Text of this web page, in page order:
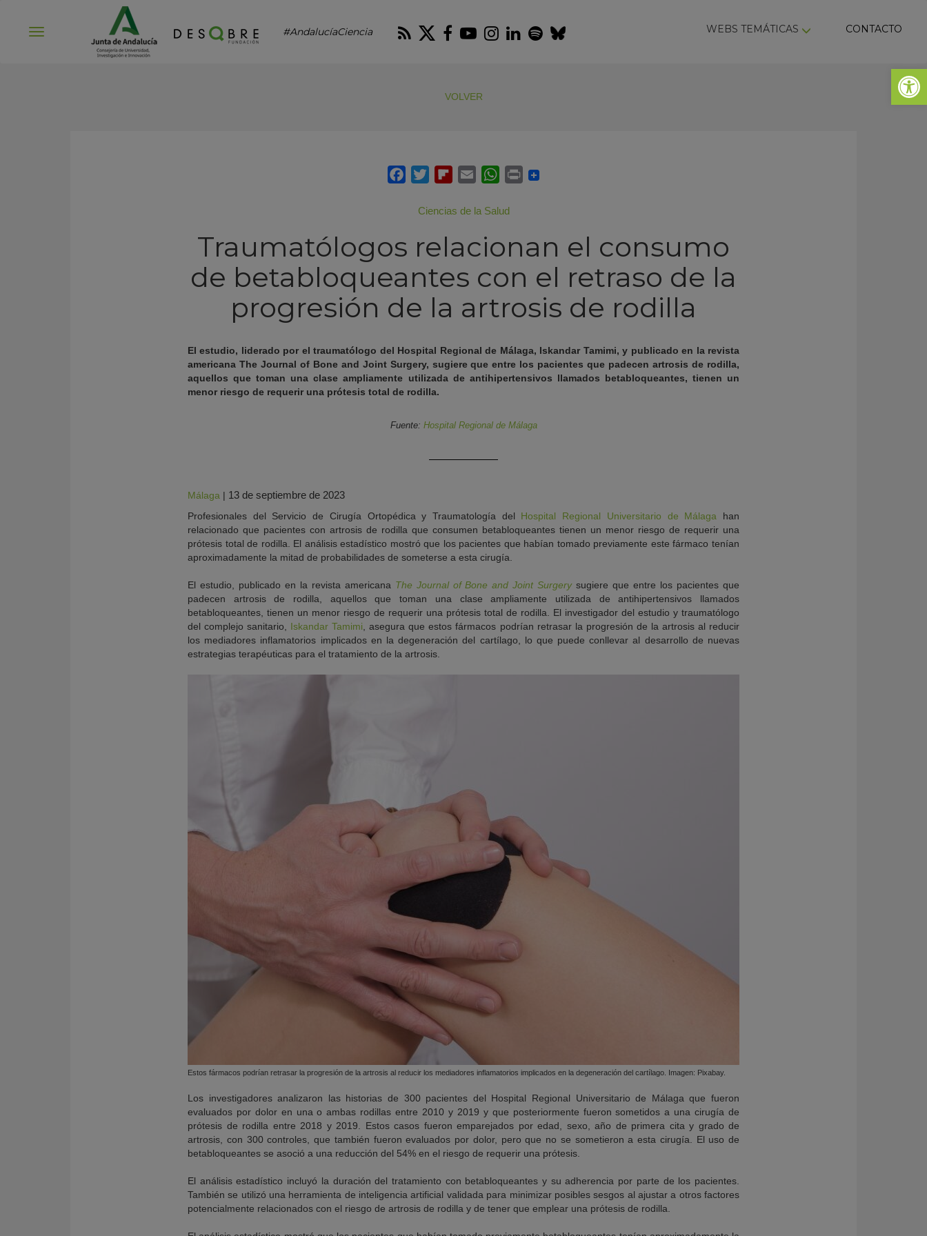
Abrir
#AndalucíaCiencia RSS Twitter
Facebook
Youtube
Instagram
LinkedIn
Spotify
Bluesky WEBS TEMÁTICAS CONTACTO
VOLVER
Ciencias de la Salud
Traumatólogos relacionan el consumo
de betabloqueantes con el retraso de la
progresión de la artrosis de rodilla
El estudio, liderado por el traumatólogo del Hospital Regional de Málaga, Iskandar Tamimi, y publicado en la revista
americana The Journal of Bone and Joint Surgery, sugiere que entre los pacientes que padecen artrosis de rodilla,
aquellos que toman una clase ampliamente utilizada de antihipertensivos llamados betabloqueantes, tienen un
menor riesgo de requerir una prótesis total de rodilla.
Fuente: Hospital Regional de Málaga
Málaga | 13 de septiembre de 2023
Profesionales del Servicio de Cirugía Ortopédica y Traumatología del Hospital Regional Universitario de Málaga han
relacionado que pacientes con artrosis de rodilla que consumen betabloqueantes tienen un menor riesgo de requerir una
prótesis total de rodilla. El análisis estadístico mostró que los pacientes que habían tomado previamente este fármaco tenían
aproximadamente la mitad de probabilidades de someterse a esta cirugía.
El estudio, publicado en la revista americana The Journal of Bone and Joint Surgerysugiere que entre los pacientes que
padecen artrosis de rodilla, aquellos que toman una clase ampliamente utilizada de antihipertensivos llamados
betabloqueantes, tienen un menor riesgo de requerir una prótesis total de rodilla. El investigador del estudio y traumatólogo
del complejo sanitario, Iskandar Tamimi , asegura que estos fármacos podrían retrasar la progresión de la artrosis al reducir
los mediadores inflamatorios implicados en la degeneración del cartílago, lo que puede conllevar al desarrollo de nuevas
estrategias terapéuticas para el tratamiento de la artrosis.
Estos fármacos podrían retrasar la progresión de la artrosis al reducir los mediadores inflamatorios implicados en la degeneración del cartílago. Imagen: Pixabay.
Los investigadores analizaron las historias de 300 pacientes del Hospital Regional Universitario de Málaga que fueron
evaluados por dolor en una o ambas rodillas entre 2010 y 2019 y que posteriormente fueron sometidos a una cirugía de
prótesis de rodilla entre 2018 y 2019. Estos casos fueron emparejados por edad, sexo, año de primera cita y grado de
artrosis, con 300 controles, que también fueron evaluados por dolor, pero que no se sometieron a esta cirugía. El uso de
betabloqueantes se asoció a una reducción del 54% en el riesgo de requerir una prótesis.
El análisis estadístico incluyó la duración del tratamiento con betabloqueantes y su adherencia por parte de los pacientes.
También se utilizó una herramienta de inteligencia artificial validada para minimizar posibles sesgos al ajustar a otros factores
potencialmente relacionados con el riesgo de artrosis de rodilla y de tener que emplear una prótesis de rodilla.